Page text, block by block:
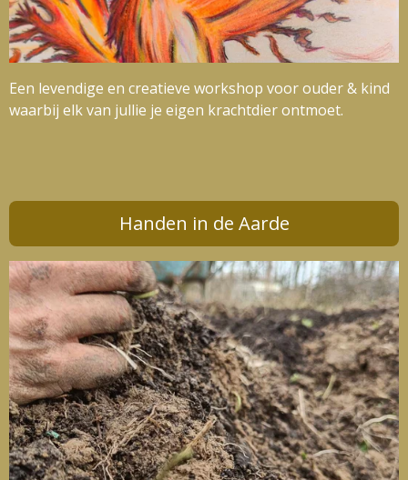
Een levendige en creatieve workshop voor ouder & kind
waarbij elk van jullie je eigen krachtdier ontmoet.
Handen in de Aarde